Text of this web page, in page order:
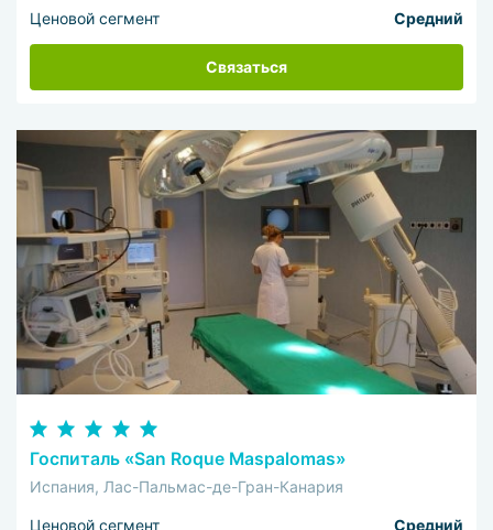
Ценовой сегмент Средний
Связаться
Госпиталь «San Roque Maspalomas»
Испания, Лас-Пальмас-де-Гран-Канария
Ценовой сегмент Средний